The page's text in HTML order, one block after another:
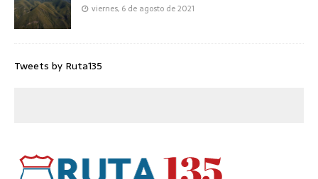
viernes, 6 de agosto de 2021
Tweets by Ruta135